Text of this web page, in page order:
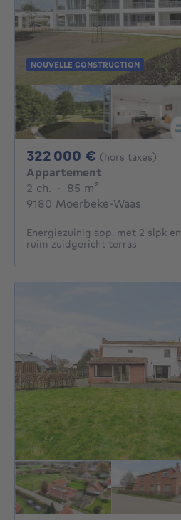
NOUVELLE CONSTRUCTION
322 000 € 322000€
(hors taxes)
Appartement
2 ch. 2 chambres
· 85 m²
9180 Moerbeke-Waas
Energiezuinig app. met 2 slpk en
ruim zuidgericht terras